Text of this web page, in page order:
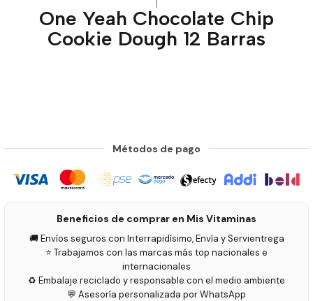
|
One Yeah Chocolate Chip
Cookie Dough 12 Barras
Métodos de pago
Beneficios de comprar en Mis Vitaminas
🚚 Envíos seguros con Interrapidísimo, Envía y Servientrega
⭐ Trabajamos con las marcas más top nacionales e
internacionales
♻️ Embalaje reciclado y responsable con el medio ambiente
💬 Asesoría personalizada por WhatsApp